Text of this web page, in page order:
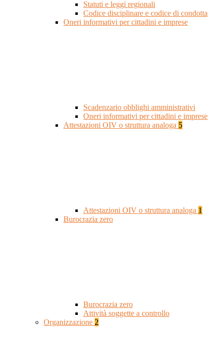
Statuti e leggi regionali
Codice disciplinare e codice di condotta
Oneri informativi per cittadini e imprese
Scadenzario obblighi amministrativi
Oneri informativi per cittadini e imprese
Attestazioni OIV o struttura analoga 5
Attestazioni OIV o struttura analoga 1
Burocrazia zero
Burocrazia zero
Attività soggette a controllo
Organizzazione 2